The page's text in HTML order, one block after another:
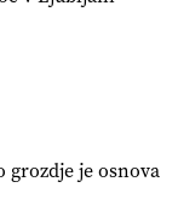
je osnova